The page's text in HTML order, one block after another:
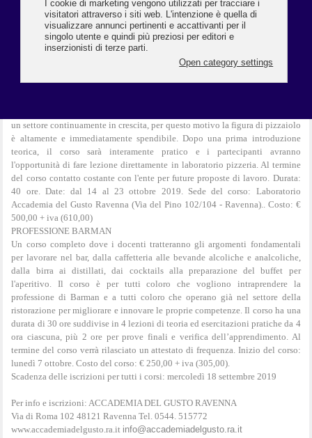
Sede del corso: Laboratorio Accademia del Gusto (Via del Pino 102/104 -
Ravenna). Ai partecipanti che frequenteranno almeno l’80% del corso e
supereranno con esito positivo la verifica finale verrà rilasciato l’attestato di
frequenza, l’attestato del corso per personale alimentarista. Costo del Corso:
Il corso è rivolto a tutti coloro che vogliono acquisire competenze tecnico-
un settore continuamente in crescita, per questo motivo la figura di pizzaiolo
è altamente e immediatamente spendibile. Dopo una prima introduzione
teorica, il corso sarà interamente pratico e i partecipanti avranno
l'opportunità di fare lezione direttamente in laboratorio pizzeria. Al termine
del corso contatto costante con l'ente per future proposte di lavoro. Durata:
40 ore. Date: dal 14 al 23 ottobre 2019. Sede del corso: Laboratorio
Accademia del Gusto Ravenna (Via del Pino 102/104 - Ravenna).. Costo: €
500,00 + iva (610,00)
PROFESSIONE BARMAN
Un corso completo dove i docenti tratteranno gli argomenti fondamentali
per lavorare nel bar, dalla caffetteria alle bevande alcoliche e analcoliche,
dalla birra ai distillati, dai cocktails alla preparazione del buffet per
l'aperitivo. Il corso è per tutti coloro che vogliono intraprendere la
professione di Barman e a tutti coloro che operano già nel settore della
ristorazione per migliorare e innovare le proprie competenze. Il corso ha una
durata di 30 ore suddivise in 4 lezioni di teoria ed esercitazioni pratiche da 4
ora ciascuna, più 2 ore per prove finali e verifica dell’apprendimento. Al
termine del corso verrà rilasciato un attestato di frequenza. Inizio del corso:
lunedì 7 ottobre. Costo del corso: € 250,00 + iva (305,00).
Scadenza delle iscrizioni per tutti i corsi: mercoledì 18 settembre 2019
Per info e iscrizioni: ACCADEMIA DEL GUSTO RAVENNA
Via di Roma 102 48121 Ravenna Tel. 0544. 515772
www.accademiadelgusto.ra.it info@accademiadelgusto.ra.it